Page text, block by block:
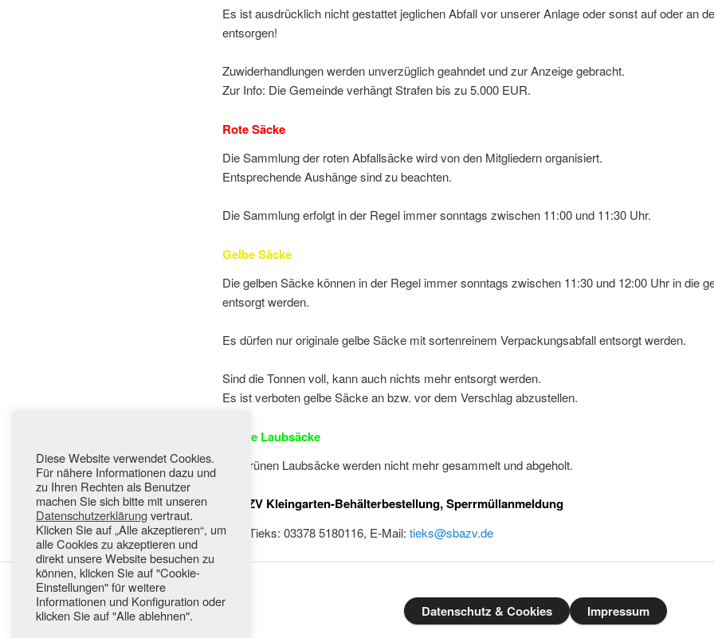
Es ist ausdrücklich nicht gestattet jeglichen Abfall vor unserer Anlage oder sonst auf oder an
entsorgen!
Zuwiderhandlungen werden unverzüglich geahndet und zur Anzeige gebracht.
Zur Info: Die Gemeinde verhängt Strafen bis zu 5.000 EUR.
Rote Säcke
Die Sammlung der roten Abfallsäcke wird von den Mitgliedern organisiert.
Entsprechende Aushänge sind zu beachten.
Die Sammlung erfolgt in der Regel immer sonntags zwischen 11:00 und 11:30 Uhr.
Gelbe Säcke
Die gelben Säcke können in der Regel immer sonntags zwischen 11:30 und 12:00 Uhr in die
entsorgt werden.
Es dürfen nur originale gelbe Säcke mit sortenreinem Verpackungsabfall entsorgt werden.
Sind die Tonnen voll, kann auch nichts mehr entsorgt werden.
Es ist verboten gelbe Säcke an bzw. vor dem Verschlag abzustellen.
Grüne Laubsäcke
Die grünen Laubsäcke werden nicht mehr gesammelt und abgeholt.
SBAZV Kleingarten-Behälterbestellung, Sperrmüllanmeldung
Frau Tieks: 03378 5180116, E-Mail:tieks@sbazv.de
Datenschutz & Cookies Impressum
Diese Website verwendet Cookies.
Für nähere Informationen dazu und
zu Ihren Rechten als Benutzer
machen Sie sich bitte mit unseren
Datenschutzerklärungvertraut.
Klicken Sie auf „Alle akzeptieren“, um
alle Cookies zu akzeptieren und
direkt unsere Website besuchen zu
können, klicken Sie auf "Cookie-
Einstellungen" für weitere
Informationen und Konfiguration oder
klicken Sie auf "Alle ablehnen".